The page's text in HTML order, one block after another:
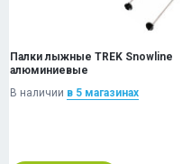
Палки лыжные TREK Snowline
алюминиевые
В наличии в 5 магазинах